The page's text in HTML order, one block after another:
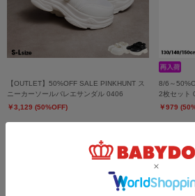
【OUTLET】50%OFF SALE PINKHUNT ス
ニーカーソールバレエサンダル 0406
￥3,129 (50%OFF)
8/6～
2枚セット
￥979